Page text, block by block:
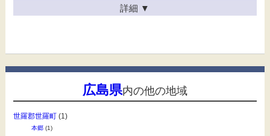
詳細 ▼
広島県内の他の地域
世羅郡世羅町(1)
本郷(1)